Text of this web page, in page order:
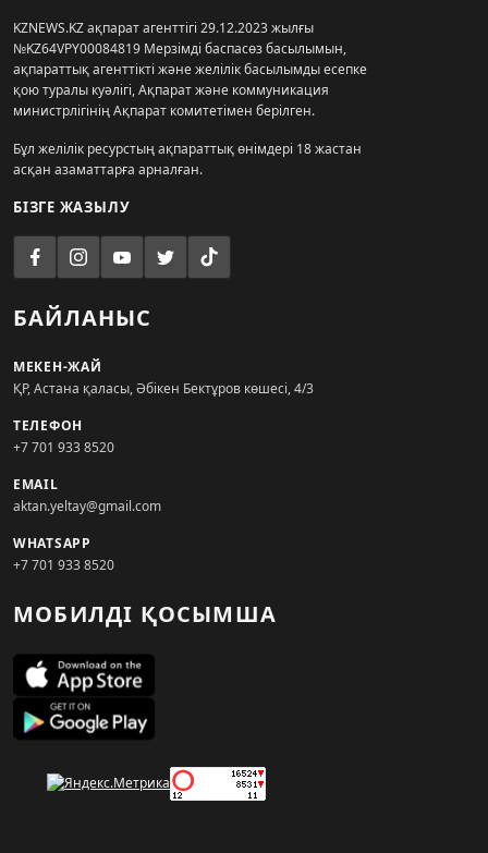
KZNEWS.KZ ақпарат агенттігі 29.12.2023 жылғы
№KZ64VPY00084819 Мерзімді баспасөз басылымын,
ақпараттық агенттікті және желілік басылымды есепке
қою туралы куәлігі, Ақпарат және коммуникация
министрлігінің Ақпарат комитетімен берілген.
Бұл желілік ресурстың ақпараттық өнімдері 18 жастан
асқан азаматтарға арналған.
БІЗГЕ ЖАЗЫЛУ
БАЙЛАНЫС
МЕКЕН-ЖАЙ
ҚР, Астана қаласы, Әбікен Бектұров көшесі, 4/3
ТЕЛЕФОН
+7 701 933 8520
EMAIL
aktan.yeltay@gmail.com
WHATSAPP
+7 701 933 8520
МОБИЛДІ ҚОСЫМША